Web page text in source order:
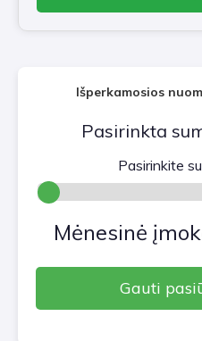
Išperkamosios
Pasirinkta
Pasirinkite
Mėnesinė
Gauti